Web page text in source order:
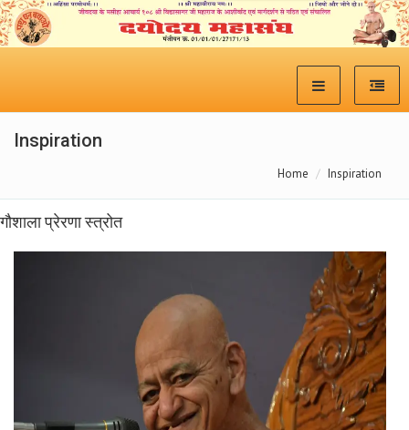
Inspiration
Home Inspiration
गौशाला प्रेरणा स्त्रोत